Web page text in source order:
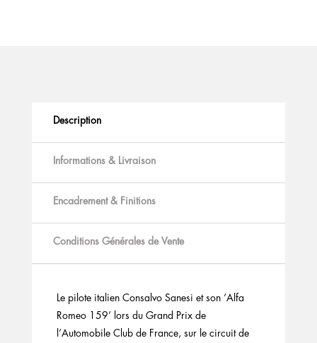
Description
Informations & Livraison
Encadrement & Finitions
Conditions Générales de Vente
Le pilote italien Consalvo Sanesi et son ‘Alfa
Romeo 159’ lors du Grand Prix de
l’Automobile Club de France, sur le circuit de